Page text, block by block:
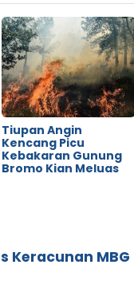
Tiupan Angin
Kencang Picu
Kebakaran Gunung
Bromo Kian Meluas
Keracunan MBG